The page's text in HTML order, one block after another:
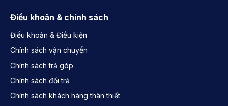
Điều khoản & chính sách
Điều khoản & Điều kiện
Chính sách vận chuyển
Chính sách trả góp
Chính sách đổi trả
Chính sách khách hàng thân thiết